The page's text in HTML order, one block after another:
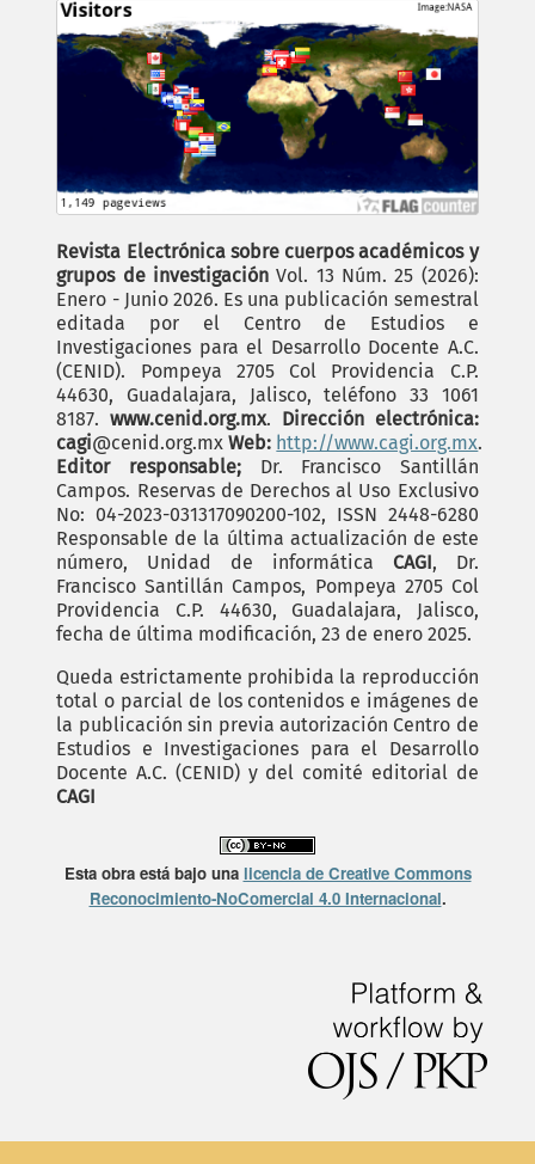
Revista Electrónica sobre cuerpos académicos y
grupos de investigación Vol. 13 Núm. 25 (2026):
Enero - Junio 2026. Es una publicación semestral
editada por el Centro de Estudios e
Investigaciones para el Desarrollo Docente A.C.
(CENID). Pompeya 2705 Col Providencia C.P.
44630, Guadalajara, Jalisco, teléfono 33 1061
8187.www.cenid.org.mx. Dirección electrónica:
cagi@cenid.org.mxWeb: http://www.cagi.org.mx.
Editor responsable;Dr. Francisco Santillán
Campos. Reservas de Derechos al Uso Exclusivo
No: 04-2023-031317090200-102, ISSN 2448-6280
Responsable de la última actualización de este
número, Unidad de informática CAGI, Dr.
Francisco Santillán Campos, Pompeya 2705 Col
Providencia C.P. 44630, Guadalajara, Jalisco,
fecha de última modificación, 23 de enero 2025.
Queda estrictamente prohibida la reproducción
total o parcial de los contenidos e imágenes de
la publicación sin previa autorización Centro de
Estudios e Investigaciones para el Desarrollo
Docente A.C. (CENID) y del comité editorial de
CAGI
Esta obra está bajo una licencia de Creative Commons
Reconocimiento-NoComercial 4.0 Internacional.